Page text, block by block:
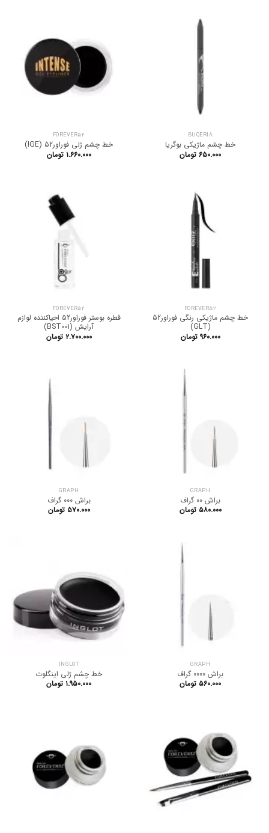
BUQERIA
خط چشم ماژیکی بوگریا
۶۵۰.۰۰۰ تومان
FOREVER52
خط چشم ژلی فوراور52 (IGE)
۱.۶۶۰.۰۰۰ تومان
FOREVER52
خط چشم ماژیکی رنگی فوراور52
(GLT)
۹۶۰.۰۰۰ تومان
FOREVER52
قطره بوستر فوراور52 احیاکننده لوازم
آرایش (BST001)
۲.۷۰۰.۰۰۰ تومان
GRAPH
براش 00 گراف
۵۸۰.۰۰۰ تومان
GRAPH
براش 000 گراف
۵۷۰.۰۰۰ تومان
GRAPH
براش 0000 گراف
۵۶۰.۰۰۰ تومان
INGLOT
خط چشم ژلی اینگلوت
۱.۹۵۰.۰۰۰ تومان